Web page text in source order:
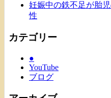
妊娠中の鉄不足が胎
性
カテゴリー
●
YouTube
ブログ